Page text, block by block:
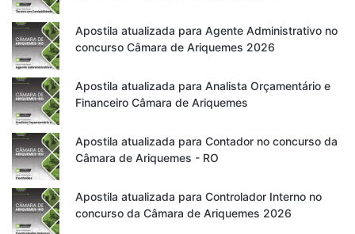
Apostila atualizada para Agente Administrativo no
concurso Câmara de Ariquemes 2026
Apostila atualizada para Analista Orçamentário e
Financeiro Câmara de Ariquemes
Apostila atualizada para Contador no concurso da
Câmara de Ariquemes - RO
Apostila atualizada para Controlador Interno no
concurso da Câmara de Ariquemes 2026